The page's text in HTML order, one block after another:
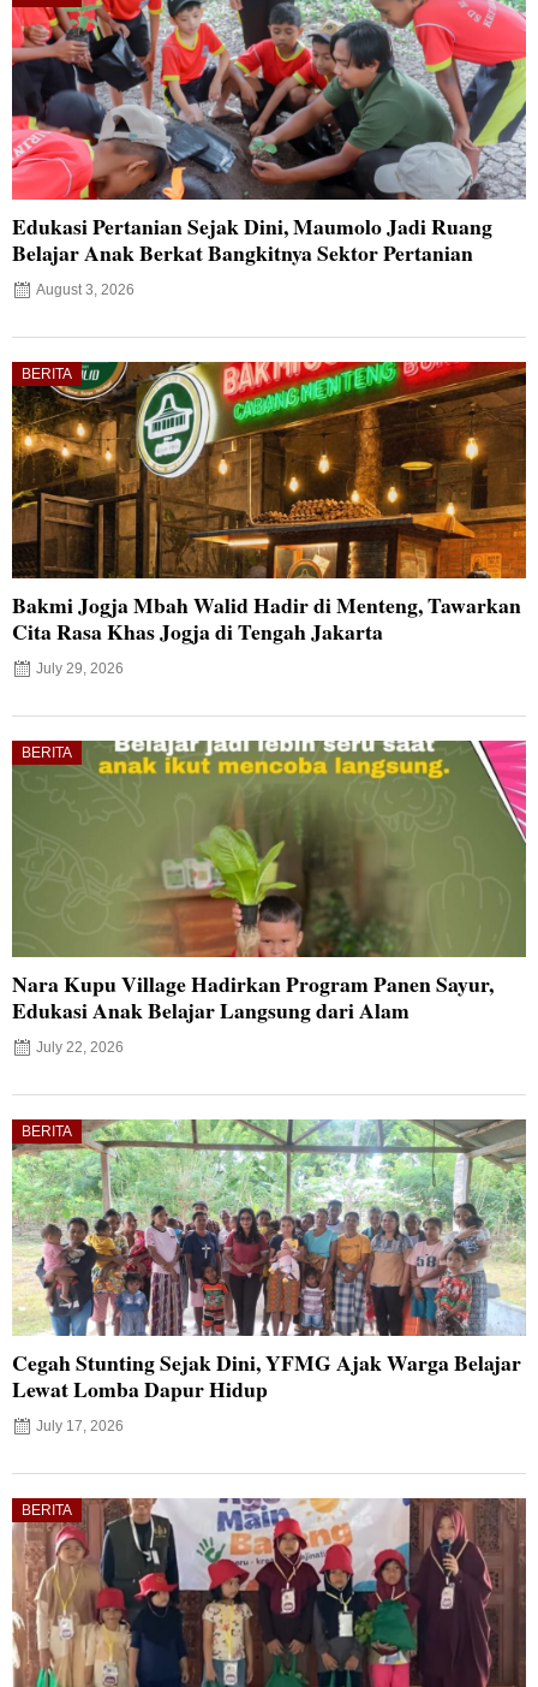
Edukasi Pertanian Sejak Dini, Maumolo Jadi Ruang
Belajar Anak Berkat Bangkitnya Sektor Pertanian
August 3, 2026
BERITA
Bakmi Jogja Mbah Walid Hadir di Menteng, Tawarkan
Cita Rasa Khas Jogja di Tengah Jakarta
July 29, 2026
BERITA
Nara Kupu Village Hadirkan Program Panen Sayur,
Edukasi Anak Belajar Langsung dari Alam
July 22, 2026
BERITA
Cegah Stunting Sejak Dini, YFMG Ajak Warga Belajar
Lewat Lomba Dapur Hidup
July 17, 2026
BERITA